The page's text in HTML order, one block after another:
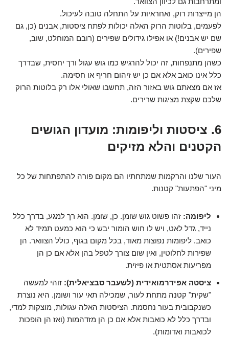
הן מייצרות רוק, ואחראיות על התחלה טובה לעיכול.
לפעמים, בלוטות הרוק האלה יכולות לפתח ציסטות, אבנים (כן, גם
שם יש אבנים!) או אפילו גידולים שפירים (רובם המוחלט, שוב,
שפירים).
כשהן מתנפחות, זה יכול להרגיש כמו גוש עגול ורך יחסית, שבדרך
כלל אינו כואב אלא אם כן יש זיהום חריף או חסימה.
אז אם מצאתם גוש באזור הזה, תחשבו שאולי אלו רק בלוטות הרוק
שלכם שקצת מציגות שרירים.
6. ציסטות וליפומות: מועדון הגושים
הקטנים והלא מזיקים
העור שלנו והרקמות שמתחתיו הם מקום פורה להתפתחות של כל
מיני "הפתעות" קטנות.
ליפומה: זהו פשוט גוש שומן. כן, שומן. הוא רך למגע, בדרך כלל
נייד, גדל לאט, ויש לו חוש הומור יבש כי הוא כמעט תמיד לא
כואב. ליפומות נפוצות מאוד, בכל מקום בגוף, כולל הצוואר. הן
שפירות לחלוטין, ואין שום צורך לטפל בהן אלא אם כן הן
מפריעות אסתטית או פיזית.
ציסטה אפידרמואידית (לשעבר סבציאלית): זוהי למעשה
"שקית" קטנה מתחת לעור, שמכילה תאי עור ושומן. היא נוצרת
כשנקבובית בעור נחסמת. הציסטות האלה עגולות, מוצקות למדי,
ובדרך כלל לא כואבות אלא אם כן הן מזדהמות (ואז הן הופכות
לכואבות ואדומות).